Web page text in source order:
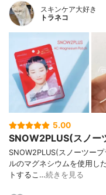
スキンケア大好き
トラネコ
5.00
SNOW2PLUS(スノ
SNOW2PLUS(スノーツー
ルのマグネシウムを使用し
トするこ…続きを見る